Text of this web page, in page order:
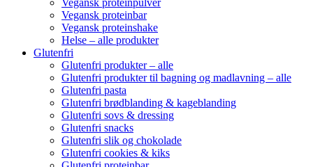
Vegansk proteinbar
Vegansk proteinshake
Helse – alle produkter
Glutenfri
Glutenfri produkter – alle
Glutenfri produkter til bagning og madlavning – alle
Glutenfri pasta
Glutenfri brødblanding & kageblanding
Glutenfri sovs & dressing
Glutenfri snacks
Glutenfri slik og chokolade
Glutenfri cookies & kiks